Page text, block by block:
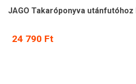
JAGO Takaróponyva utánfutóhoz
24 790 Ft